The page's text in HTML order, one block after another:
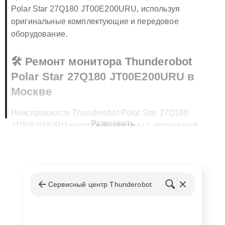
Polar Star 27Q180 JT00E200URU, используя
оригинальные комплектующие и передовое
оборудование.
🛠️ Ремонт монитора Thunderobot
Polar Star 27Q180 JT00E200URU в
Москве
Неисправности Thunderobot Polar Star 27Q180
JT00E200URU могут быть связаны с аппаратной
Развернуть
Сервисный центр Thunderobot